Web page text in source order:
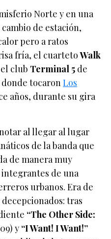
Norte y en una
de estación,
pero a ratos
fría, el cuartetoWalk
club Terminal 5 de
donde tocaronLos
años, durante su gira
al llegar al lugar
de la banda que
de manera muy
de una
urbanos. Era de
tras
“The Other Side:
y “I Want! I Want!”